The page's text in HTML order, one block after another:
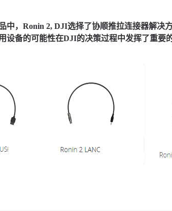
中，Ronin 2, DJI选择了协顺推拉连接器解决
设备的可能性在DJI的决策过程中发挥了重要的